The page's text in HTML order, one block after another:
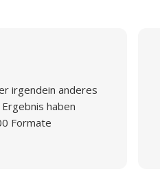
irgendein anderes
haben
Formate